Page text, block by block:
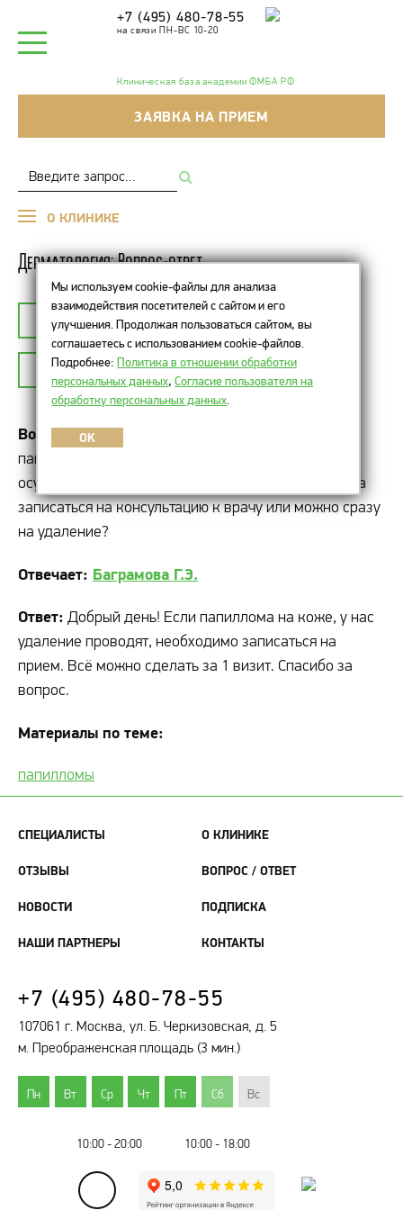
+7 (495) 480-78-55
на связи ПН-ВС 10-20
Клиническая база академии ФМБА РФ
ЗАЯВКА НА ПРИЕМ
О КЛИНИКЕ
Дерматология: Вопрос-ответ
К СПИСКУ ТЕМ ДЕРМАТОЛОГИЯ
ЗАДАТЬ ВОПРОС
Вопрос: Здравствуйте, можно ли у вас удалить
папилломы на интимном месте? И как
осуществляется прием, нужно ли для этого сначала
записаться на консультацию к врачу или можно сразу
на удаление?
Отвечает: Баграмова Г.Э.
Ответ: Добрый день! Если папиллома на коже, у нас
удаление проводят, необходимо записаться на
прием. Всё можно сделать за 1 визит. Спасибо за
вопрос.
Материалы по теме:
папилломы
СПЕЦИАЛИСТЫ О КЛИНИКЕ
ОТЗЫВЫ ВОПРОС / ОТВЕТ
НОВОСТИ ПОДПИСКА
НАШИ ПАРТНЕРЫ КОНТАКТЫ
+7 (495) 480-78-55
107061 г. Москва, ул. Б. Черкизовская, д. 5
м. Преображенская площадь (3 мин.)
Пн Вт Ср Чт Пт Сб Вс
10:00 - 20:00 10:00 - 18:00
Мы используем cookie-файлы для анализа
взаимодействия посетителей с сайтом и его
улучшения. Продолжая пользоваться сайтом, вы
соглашаетесь с использованием cookie-файлов.
Подробнее:Политика в отношении обработки
персональных данных,Согласие пользователя на
обработку персональных данных
OK